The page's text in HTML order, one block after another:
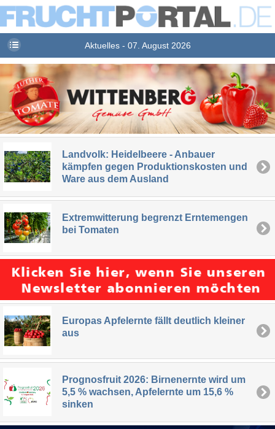
Aktuelles - 07. August 2026
Landvolk: Heidelbeere - Anbauer
kämpfen gegen Produktionskosten und
Ware aus dem Ausland
Extremwitterung begrenzt Erntemengen
bei Tomaten
Europas Apfelernte fällt deutlich kleiner
aus
Prognosfruit 2026: Birnenernte wird um
5,5 % wachsen, Apfelernte um 15,6 %
sinken